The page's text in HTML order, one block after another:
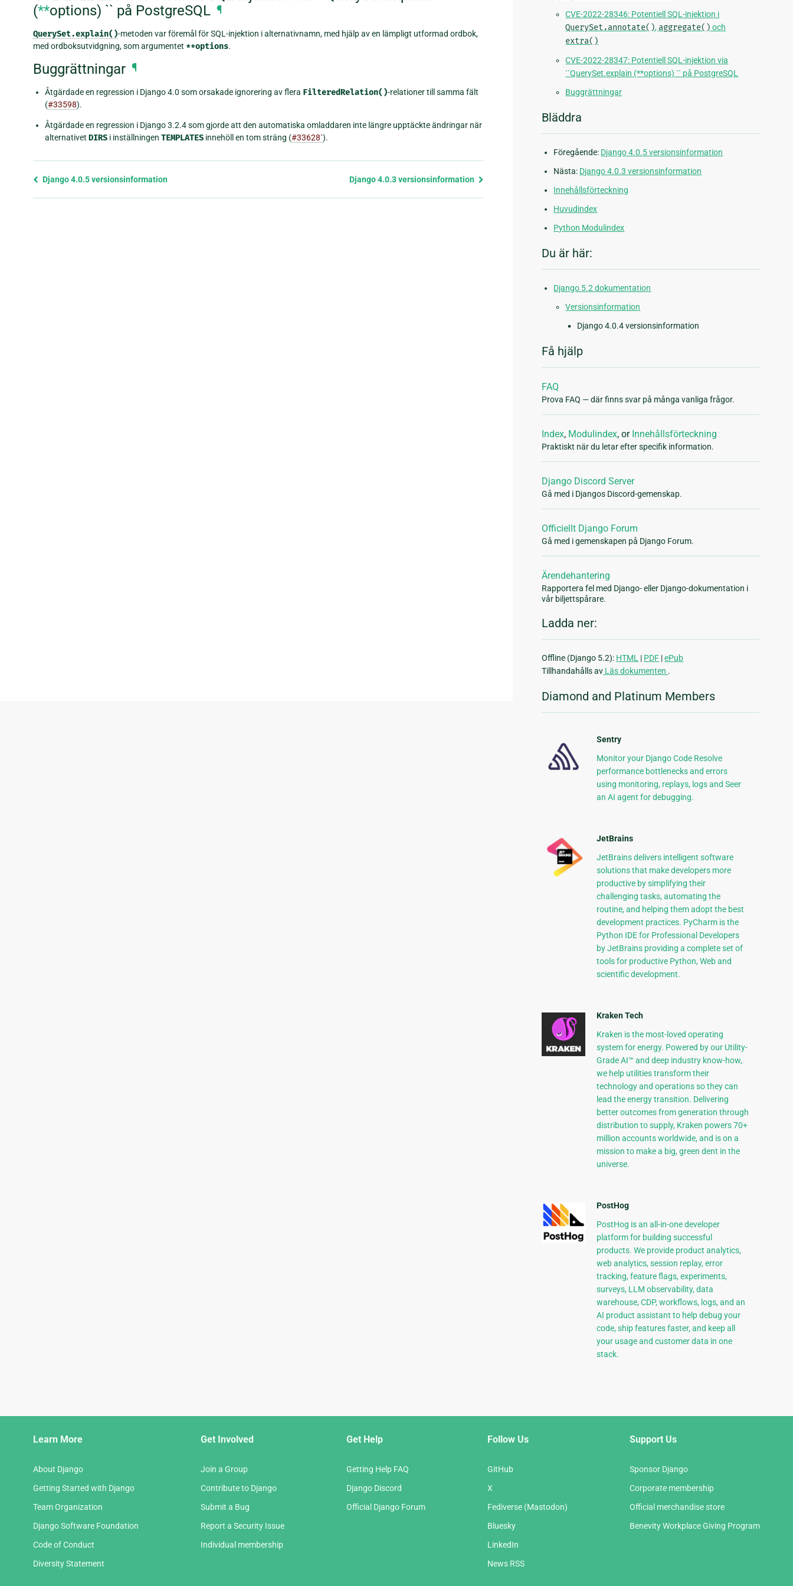
(**options) `` på PostgreSQL ¶
QuerySet.explain()-metoden var föremål för SQL-injektion i alternativnamn, med hjälp av en lämpligt utformad ordbok,
med ordboksutvidgning, som argumentet **options.
Buggrättningar ¶
Åtgärdade en regression i Django 4.0 som orsakade ignorering av flera FilteredRelation()-relationer till samma fält
(#33598).
Åtgärdade en regression i Django 3.2.4 som gjorde att den automatiska omladdaren inte längre upptäckte ändringar när
alternativet DIRS i inställningen TEMPLATES innehöll en tom sträng (#33628`).
Föregående
Django 4.0.5 versionsinformation Django 4.0.3 versionsinformation
CVE-2022-28346: Potentiell SQL-injektion i
QuerySet.annotate(), aggregate() och
extra()
CVE-2022-28347: Potentiell SQL-injektion via
``QuerySet.explain (**options) `` på PostgreSQL
Buggrättningar
Bläddra
Föregående: Django 4.0.5 versionsinformation
Nästa: Django 4.0.3 versionsinformation
Innehållsförteckning
Huvudindex
Python Modulindex
Du är här:
Django 5.2 dokumentation
Versionsinformation
Django 4.0.4 versionsinformation
Få hjälp
FAQ
Prova FAQ — där finns svar på många vanliga frågor.
Index, Modulindex, or Innehållsförteckning
Praktiskt när du letar efter specifik information.
Django Discord Server
Gå med i Djangos Discord-gemenskap.
Officiellt Django Forum
Gå med i gemenskapen på Django Forum.
Ärendehantering
Rapportera fel med Django- eller Django-dokumentation i
vår biljettspårare.
Ladda ner:
Offline (Django 5.2): HTML | PDF |ePub
Tillhandahålls av Läs dokumenten .
Diamond and Platinum Members
Sentry
Monitor your Django Code Resolve
performance bottlenecks and errors
using monitoring, replays, logs and Seer
an AI agent for debugging.
JetBrains
JetBrains delivers intelligent software
solutions that make developers more
productive by simplifying their
challenging tasks, automating the
routine, and helping them adopt the best
development practices. PyCharm is the
Python IDE for Professional Developers
by JetBrains providing a complete set of
tools for productive Python, Web and
scientific development.
Kraken Tech
Kraken is the most-loved operating
system for energy. Powered by our Utility-
Grade AI™ and deep industry know-how,
we help utilities transform their
technology and operations so they can
lead the energy transition. Delivering
better outcomes from generation through
distribution to supply, Kraken powers 70+
million accounts worldwide, and is on a
mission to make a big, green dent in the
universe.
PostHog
PostHog is an all-in-one developer
platform for building successful
products. We provide product analytics,
web analytics, session replay, error
tracking, feature flags, experiments,
surveys, LLM observability, data
warehouse, CDP, workflows, logs, and an
AI product assistant to help debug your
code, ship features faster, and keep all
your usage and customer data in one
stack.
Learn More
About Django
Getting Started with Django
Team Organization
Django Software Foundation
Code of Conduct
Diversity Statement
Get Involved
Join a Group
Contribute to Django
Submit a Bug
Report a Security Issue
Individual membership
Get Help
Getting Help FAQ
Django Discord
Official Django Forum
Follow Us
GitHub
X
Fediverse (Mastodon)
Bluesky
LinkedIn
News RSS
Support Us
Sponsor Django
Corporate membership
Official merchandise store
Benevity Workplace Giving Program